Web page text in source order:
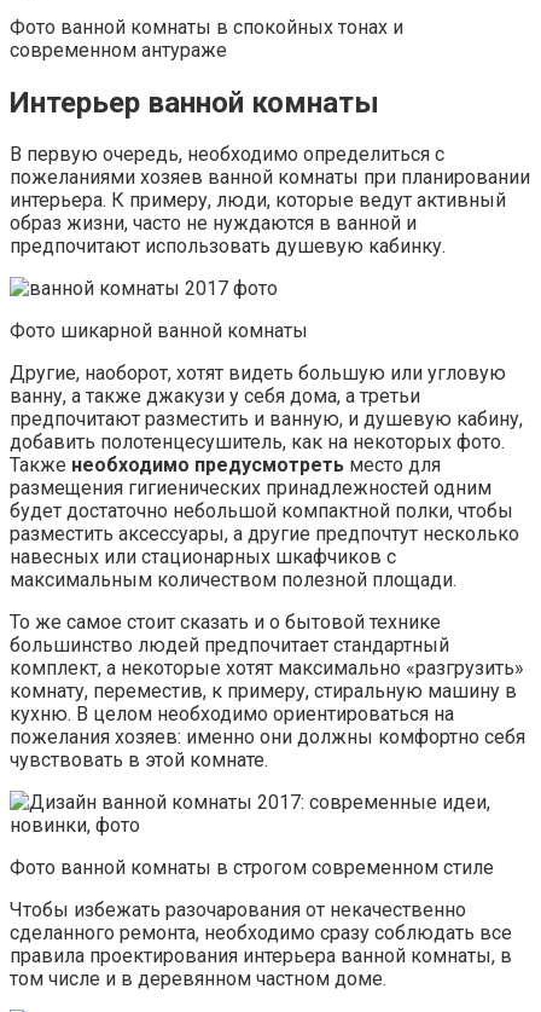
Фото ванной комнаты в спокойных тонах и
современном антураже
Интерьер ванной комнаты
В первую очередь, необходимо определиться с
пожеланиями хозяев ванной комнаты при планировании
интерьера. К примеру, люди, которые ведут активный
образ жизни, часто не нуждаются в ванной и
предпочитают использовать душевую кабинку.
Фото шикарной ванной комнаты
Другие, наоборот, хотят видеть большую или угловую
ванну, а также джакузи у себя дома, а третьи
предпочитают разместить и ванную, и душевую кабину,
добавить полотенцесушитель, как на некоторых фото.
Также необходимо предусмотреть место для
размещения гигиенических принадлежностей одним
будет достаточно небольшой компактной полки, чтобы
разместить аксессуары, а другие предпочтут несколько
навесных или стационарных шкафчиков с
максимальным количеством полезной площади.
То же самое стоит сказать и о бытовой технике
большинство людей предпочитает стандартный
комплект, а некоторые хотят максимально «разгрузить»
комнату, переместив, к примеру, стиральную машину в
кухню. В целом необходимо ориентироваться на
пожелания хозяев: именно они должны комфортно себя
чувствовать в этой комнате.
Фото ванной комнаты в строгом современном стиле
Чтобы избежать разочарования от некачественно
сделанного ремонта, необходимо сразу соблюдать все
правила проектирования интерьера ванной комнаты, в
том числе и в деревянном частном доме.